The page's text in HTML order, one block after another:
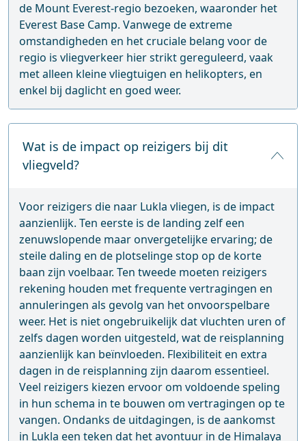
de Mount Everest-regio bezoeken, waaronder het
Everest Base Camp. Vanwege de extreme
omstandigheden en het cruciale belang voor de
regio is vliegverkeer hier strikt gereguleerd, vaak
met alleen kleine vliegtuigen en helikopters, en
enkel bij daglicht en goed weer.
Wat is de impact op reizigers bij dit
vliegveld?
Voor reizigers die naar Lukla vliegen, is de impact
aanzienlijk. Ten eerste is de landing zelf een
zenuwslopende maar onvergetelijke ervaring; de
steile daling en de plotselinge stop op de korte
baan zijn voelbaar. Ten tweede moeten reizigers
rekening houden met frequente vertragingen en
annuleringen als gevolg van het onvoorspelbare
weer. Het is niet ongebruikelijk dat vluchten uren of
zelfs dagen worden uitgesteld, wat de reisplanning
aanzienlijk kan beïnvloeden. Flexibiliteit en extra
dagen in de reisplanning zijn daarom essentieel.
Veel reizigers kiezen ervoor om voldoende speling
in hun schema in te bouwen om vertragingen op te
vangen. Ondanks de uitdagingen, is de aankomst
in Lukla een teken dat het avontuur in de Himalaya